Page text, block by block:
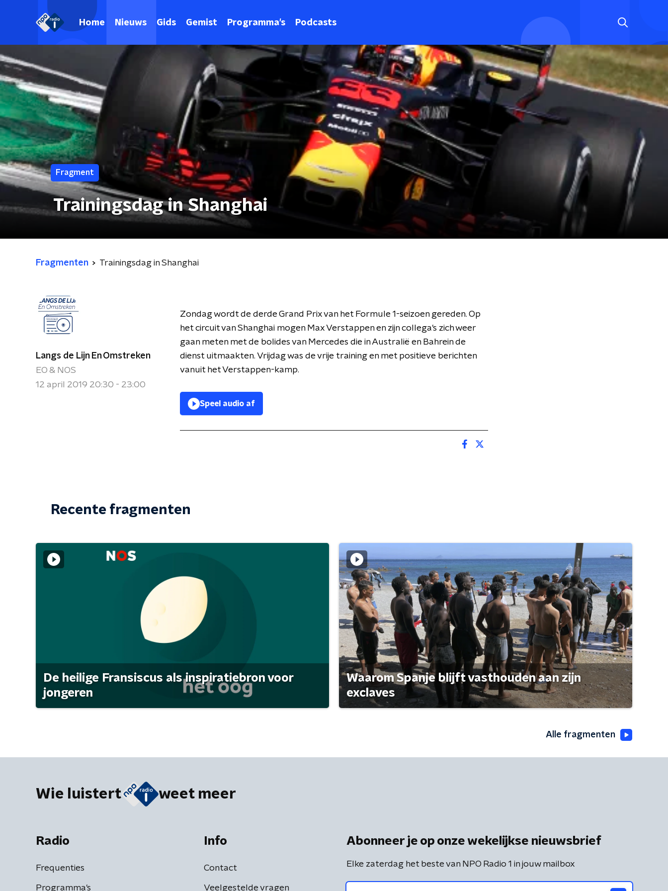
Home Nieuws Gids Gemist Programma's Podcasts
Fragment
Trainingsdag in Shanghai
Fragmenten Trainingsdag in Shanghai
Langs de Lijn En Omstreken
EO & NOS
12 april 2019 20:30 - 23:00
Zondag wordt de derde Grand Prix van het Formule 1-seizoen gereden. Op
het circuit van Shanghai mogen Max Verstappen en zijn collega's zich weer
gaan meten met de bolides van Mercedes die in Australië en Bahrein de
dienst uitmaakten. Vrijdag was de vrije training en met positieve berichten
vanuit het Verstappen-kamp.
Speel audio af
Recente fragmenten
De heilige Fransiscus als inspiratiebron voor
jongeren
Waarom Spanje blijft vasthouden aan zijn
exclaves
Alle fragmenten
Wie luistert weet meer
Radio
Frequenties
Programma's
Info
Contact
Veelgestelde vragen
Abonneer je op onze wekelijkse nieuwsbrief
Elke zaterdag het beste van NPO Radio 1 in jouw mailbox